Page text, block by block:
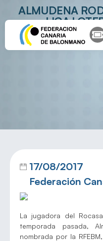
ALMUDENA
LIGA
17/08/2017
Federación
La jugadora del
temporada pasada,
nombrada por la